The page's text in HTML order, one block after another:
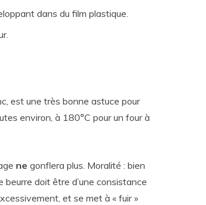
dans du film plastique.
est une très bonne astuce pour
environ, à 180°C pour un four à
ne gonflera plus. Moralité : bien
beurre doit être d’une consistance
et se met à « fuir »